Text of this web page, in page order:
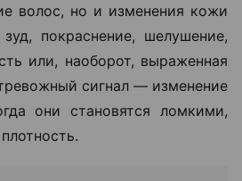
волос, но и изменения кожи
покраснение, шелушение,
или, наоборот, выраженная
сигнал — изменение
они становятся ломкими,